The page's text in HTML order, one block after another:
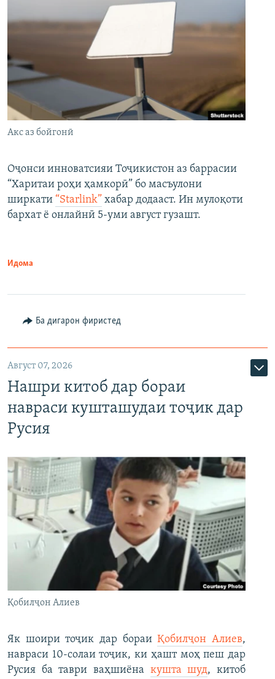
Акс аз бойгонӣ
Оҷонси инноватсияи Тоҷикистон аз баррасии
“Харитаи роҳи ҳамкорӣ” бо масъулони
ширкати “Starlink” хабар додааст. Ин мулоқоти
бархат ё онлайнӣ 5-уми август гузашт.
Идома
Ба дигарон фиристед
Август 07, 2026
Нашри китоб дар бораи
навраси кушташудаи тоҷик дар
Русия
Қобилҷон Алиев
Як шоири тоҷик дар бораиҚобилҷон Алиев,
навраси 10-солаи тоҷик, ки ҳашт моҳ пеш дар
Русия ба таври ваҳшиёна кушта шуд, китоб